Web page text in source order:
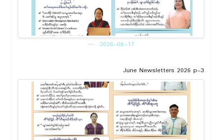
2026-06-17
June Newsletters 2026 p-3